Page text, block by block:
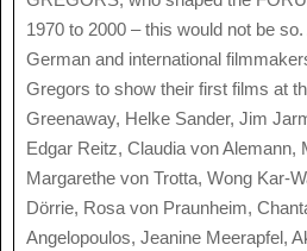
1970 to 2000 – this would not be
German and international
Gregors to show their first films at
Greenaway, Helke Sander, Jim
Edgar Reitz, Claudia von Alemann,
Margarethe von Trotta, Wong Kar-
Dörrie, Rosa von Praunheim,
Angelopoulos, Jeanine Meerapfel,